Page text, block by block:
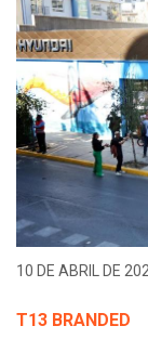
10 DE ABRIL DE
T13 BRANDED